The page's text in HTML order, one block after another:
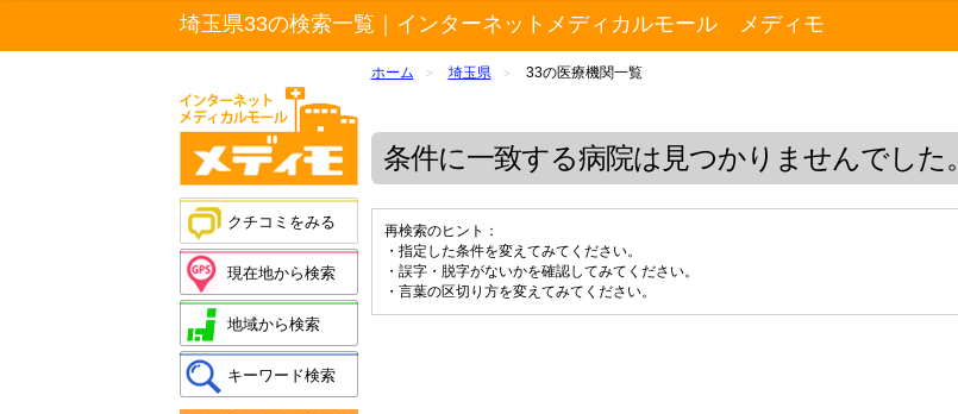
埼玉県33の検索一覧｜インターネットメディカルモール メディモ
クチコミをみる
現在地から検索
地域から検索
キーワード検索
ホーム > 埼玉県 > 33の医療機関一覧
条件に一致する病院は見つかりませんでした。
再検索のヒント：
・指定した条件を変えてみてください。
・誤字・脱字がないかを確認してみてください。
・言葉の区切り方を変えてみてください。